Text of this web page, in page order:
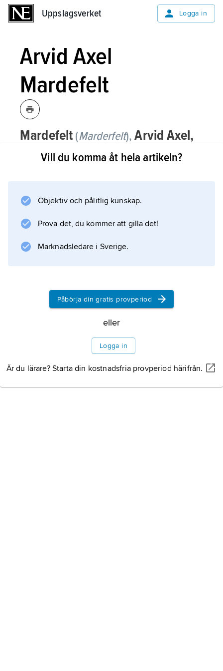
Uppslagsverket Logga in
Arvid Axel
Mardefelt
Mardefelt (Marderfelt),Arvid Axel,
född ca 1655, död 1708, friherre, militär,
general 1706, son till Conrad Mardefelt.
1700 befäl över de svenska trupperna i
Polen, intog Posen 1704 och utmärkte sig som
Rehnskiölds närmaste man vid Fraustadt 1706.
Information om artikeln
Vill du komma åt hela artikeln?
Objektiv och pålitlig kunskap.
Prova det, du kommer att gilla det!
Marknadsledare i Sverige.
Påbörja din gratis provperiod
eller
Logga in
Är du lärare? Starta din kostnadsfria provperiod härifrån.